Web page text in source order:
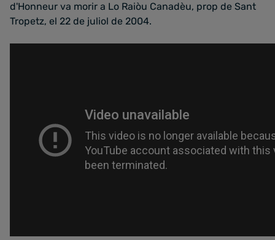
d'Honneur va morir a Lo Raiòu Canadèu, prop de Sant
Tropetz, el 22 de juliol de 2004.